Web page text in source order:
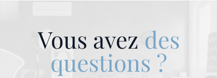
Vous avez des
questions ?